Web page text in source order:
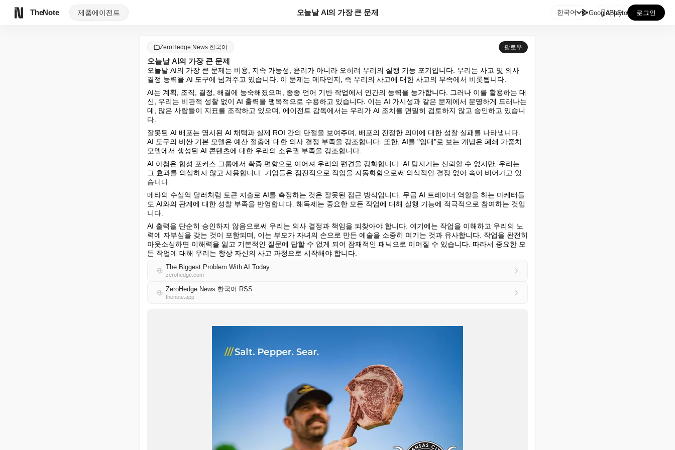
TheNote 제품에이전트 오늘날 AI의 가장 큰 문제 한국어 GooglePlay
AppStore 로그인
ZeroHedge News 한국어 팔로우
오늘날 AI의 가장 큰 문제
오늘날 AI의 가장 큰 문제는 비용, 지속 가능성, 윤리가 아니라 오히려 우리의 실행 기능 포기입니다. 우리는 사고 및 의사
결정 능력을 AI 도구에 넘겨주고 있습니다. 이 문제는 메타인지, 즉 우리의 사고에 대한 사고의 부족에서 비롯됩니다.
AI는 계획, 조직, 결정, 해결에 능숙해졌으며, 종종 언어 기반 작업에서 인간의 능력을 능가합니다. 그러나 이를 활용하는 대
신, 우리는 비판적 성찰 없이 AI 출력을 맹목적으로 수용하고 있습니다. 이는 AI 가시성과 같은 문제에서 분명하게 드러나는
데, 많은 사람들이 지표를 조작하고 있으며, 에이전트 감독에서는 우리가 AI 조치를 면밀히 검토하지 않고 승인하고 있습니
다.
잘못된 AI 배포는 명시된 AI 채택과 실제 ROI 간의 단절을 보여주며, 배포의 진정한 의미에 대한 성찰 실패를 나타냅니다.
AI 도구의 비싼 기본 모델은 예산 절충에 대한 의사 결정 부족을 강조합니다. 또한, AI를 "임대"로 보는 개념은 폐쇄 가중치
모델에서 생성된 AI 콘텐츠에 대한 우리의 소유권 부족을 강조합니다.
AI 아첨은 합성 포커스 그룹에서 확증 편향으로 이어져 우리의 편견을 강화합니다. AI 탐지기는 신뢰할 수 없지만, 우리는
그 효과를 의심하지 않고 사용합니다. 기업들은 점진적으로 작업을 자동화함으로써 의식적인 결정 없이 속이 비어가고 있
습니다.
메타의 수십억 달러처럼 토큰 지출로 AI를 측정하는 것은 잘못된 접근 방식입니다. 무급 AI 트레이너 역할을 하는 마케터들
도 AI와의 관계에 대한 성찰 부족을 반영합니다. 해독제는 중요한 모든 작업에 대해 실행 기능에 적극적으로 참여하는 것입
니다.
AI 출력을 단순히 승인하지 않음으로써 우리는 의사 결정과 책임을 되찾아야 합니다. 여기에는 작업을 이해하고 우리의 노
력에 자부심을 갖는 것이 포함되며, 이는 부모가 자녀의 손으로 만든 예술을 소중히 여기는 것과 유사합니다. 작업을 완전히
아웃소싱하면 이해력을 잃고 기본적인 질문에 답할 수 없게 되어 잠재적인 패닉으로 이어질 수 있습니다. 따라서 중요한 모
든 작업에 대해 우리는 항상 자신의 사고 과정으로 시작해야 합니다.
The Biggest Problem With AI Today
zerohedge.com
ZeroHedge News 한국어 RSS
thenote.app